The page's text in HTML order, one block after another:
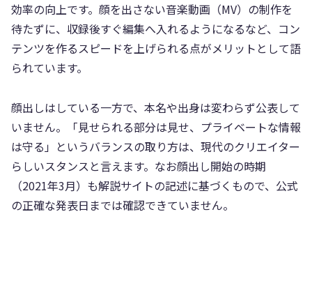
効率の向上です。顔を出さない音楽動画（MV）の制作を
待たずに、収録後すぐ編集へ入れるようになるなど、コン
テンツを作るスピードを上げられる点がメリットとして語
られています。
顔出しはしている一方で、本名や出身は変わらず公表して
いません。「見せられる部分は見せ、プライベートな情報
は守る」というバランスの取り方は、現代のクリエイター
らしいスタンスと言えます。なお顔出し開始の時期
（2021年3月）も解説サイトの記述に基づくもので、公式
の正確な発表日までは確認できていません。